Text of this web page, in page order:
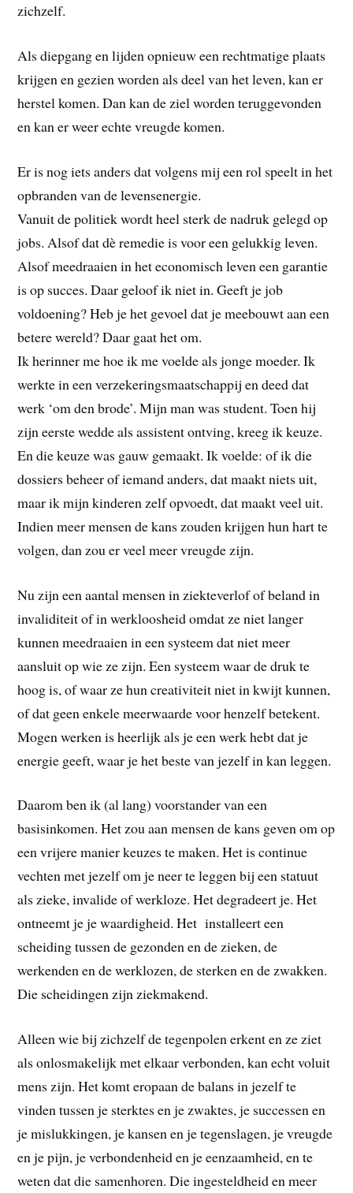
zichzelf.
Als diepgang en lijden opnieuw een rechtmatige plaats
krijgen en gezien worden als deel van het leven, kan er
herstel komen. Dan kan de ziel worden teruggevonden
en kan er weer echte vreugde komen.
Er is nog iets anders dat volgens mij een rol speelt in het
opbranden van de levensenergie.
Vanuit de politiek wordt heel sterk de nadruk gelegd op
jobs. Alsof dat dè remedie is voor een gelukkig leven.
Alsof meedraaien in het economisch leven een garantie
is op succes. Daar geloof ik niet in. Geeft je job
voldoening? Heb je het gevoel dat je meebouwt aan een
betere wereld? Daar gaat het om.
Ik herinner me hoe ik me voelde als jonge moeder. Ik
werkte in een verzekeringsmaatschappij en deed dat
werk ‘om den brode’. Mijn man was student. Toen hij
zijn eerste wedde als assistent ontving, kreeg ik keuze.
En die keuze was gauw gemaakt. Ik voelde: of ik die
dossiers beheer of iemand anders, dat maakt niets uit,
maar ik mijn kinderen zelf opvoedt, dat maakt veel uit.
Indien meer mensen de kans zouden krijgen hun hart te
volgen, dan zou er veel meer vreugde zijn.
Nu zijn een aantal mensen in ziekteverlof of beland in
invaliditeit of in werkloosheid omdat ze niet langer
kunnen meedraaien in een systeem dat niet meer
aansluit op wie ze zijn. Een systeem waar de druk te
hoog is, of waar ze hun creativiteit niet in kwijt kunnen,
of dat geen enkele meerwaarde voor henzelf betekent.
Mogen werken is heerlijk als je een werk hebt dat je
energie geeft, waar je het beste van jezelf in kan leggen.
Daarom ben ik (al lang) voorstander van een
basisinkomen. Het zou aan mensen de kans geven om op
een vrijere manier keuzes te maken. Het is continue
vechten met jezelf om je neer te leggen bij een statuut
als zieke, invalide of werkloze. Het degradeert je. Het
ontneemt je je waardigheid. Het installeert een
scheiding tussen de gezonden en de zieken, de
werkenden en de werklozen, de sterken en de zwakken.
Die scheidingen zijn ziekmakend.
Alleen wie bij zichzelf de tegenpolen erkent en ze ziet
als onlosmakelijk met elkaar verbonden, kan echt voluit
mens zijn. Het komt eropaan de balans in jezelf te
vinden tussen je sterktes en je zwaktes, je successen en
je mislukkingen, je kansen en je tegenslagen, je vreugde
en je pijn, je verbondenheid en je eenzaamheid, en te
weten dat die samenhoren. Die ingesteldheid en meer